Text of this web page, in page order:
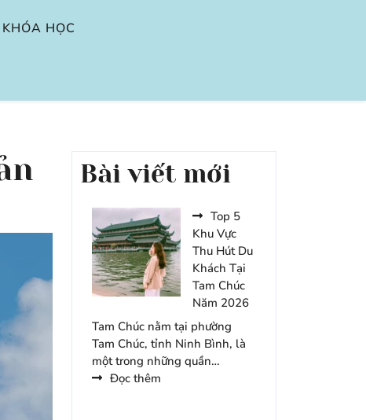
KHÓA HỌC
Bài viết mới
Top 5
Khu Vực
Thu Hút Du
Khách Tại
Tam Chúc
Năm 2026
Tam Chúc nằm tại phường
Tam Chúc, tỉnh Ninh Bình, là
một trong những quần…
Đọc thêm